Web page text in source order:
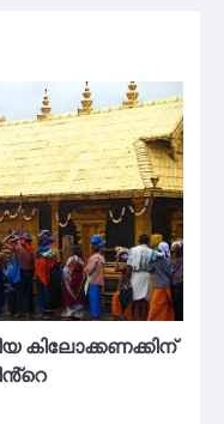
കിലോക്കണക്കിന്